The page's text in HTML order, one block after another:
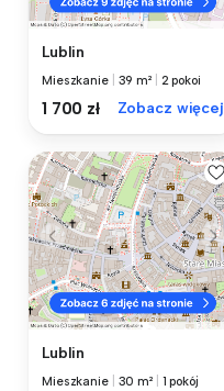
Lublin
Mieszkanie 39 m² 2 pokoi
1 700 zł Zobacz więcej
Lublin
Mieszkanie 30 m² 1 pokój